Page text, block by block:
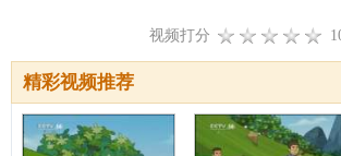
视频打分
精彩视频推荐